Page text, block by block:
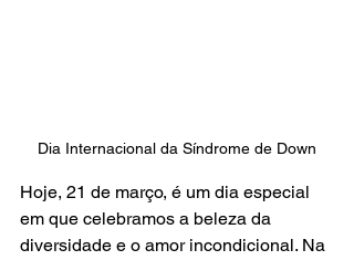
Dia Internacional da Síndrome de Down
Hoje, 21 de março, é um dia especial
em que celebramos a beleza da
diversidade e o amor incondicional. Na